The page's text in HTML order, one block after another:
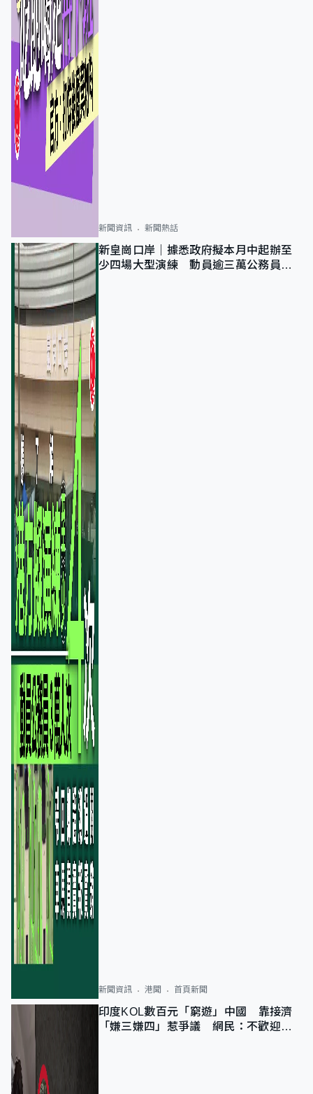
新聞資訊 新聞熱話
新皇崗口岸｜據悉政府擬本月中起辦至
少四場大型演練 動員逾三萬公務員人
新聞資訊 港聞 首頁新聞
印度KOL數百元「窮遊」中國 靠接濟
「嫌三嫌四」惹爭議 網民：不歡迎劣